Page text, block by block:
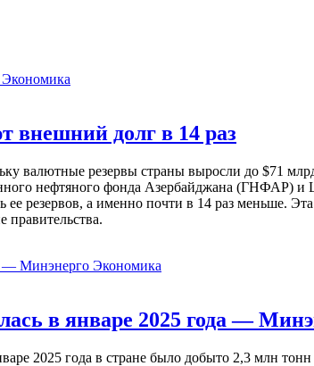
Экономика
внешний долг в 14 раз
валютные резервы страны выросли до $71
нефтяного фонда Азербайджана (ГНФАР) и
резервов, а именно почти в 14 раз меньше.
правительства.
Экономика
в январе 2025 года —
2025 года в стране было добыто 2,3 млн тонн